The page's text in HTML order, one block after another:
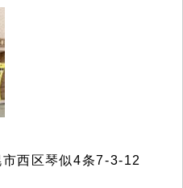
西区琴似4条7-3-12